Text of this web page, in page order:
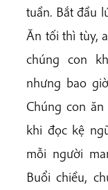
tuần. Bắt đầu
Ăn tối thì tùy,
chúng con
nhưng bao
Chúng con
khi đọc kệ
mỗi người
Buổi chiều,